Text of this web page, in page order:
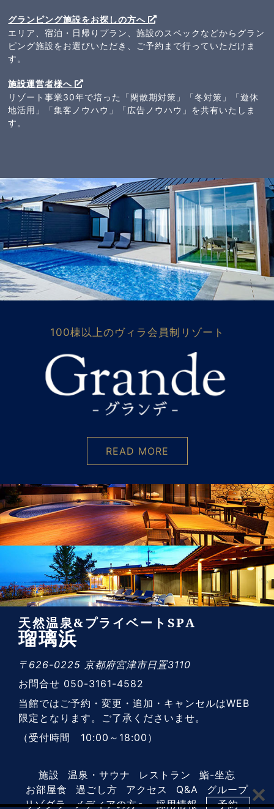
グランピング施設をお探しの方へ
エリア、宿泊・日帰りプラン、施設のスペックなどからグラン
ピング施設をお選びいただき、ご予約まで行っていただけま
す。
施設運営者様へ
リゾート事業30年で培った「閑散期対策」「冬対策」「遊休
地活用」「集客ノウハウ」「広告ノウハウ」を共有いたしま
す。
100棟以上のヴィラ会員制リゾート
READ MORE
天然温泉&プライベートSPA
瑠璃浜
〒626-0225 京都府宮津市日置3110
お問合せ 050-3161-4582
当館ではご予約・変更・追加・キャンセルはWEB
限定となります。ご了承くださいませ。
（受付時間 10:00～18:00）
施設 温泉・サウナ レストラン
鮨-坐忘
お部屋食
過ごし方 アクセス Q&A
グループ
リゾグラ
メディアの方へ 採用情報 予約